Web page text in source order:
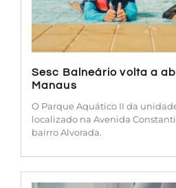
Sesc Balneário volta a
Manaus
O Parque Aquático II da
localizado na Avenida
bairro Alvorada.